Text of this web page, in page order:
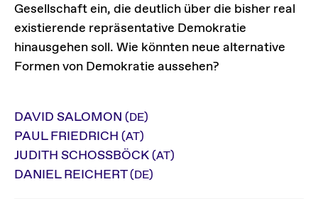
Gesellschaft ein, die deutlich über die bisher real
existierende repräsentative Demokratie
hinausgehen soll. Wie könnten neue alternative
Formen von Demokratie aussehen?
DAVID SALOMON (DE)
PAUL FRIEDRICH (AT)
JUDITH SCHOSSBÖCK(AT)
DANIEL REICHERT(DE)